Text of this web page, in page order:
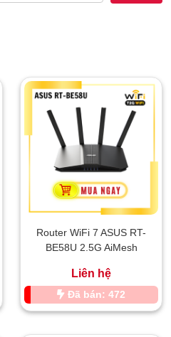
Router WiFi 7 ASUS RT-
BE58U 2.5G AiMesh
Liên hệ
Đã bán: 472